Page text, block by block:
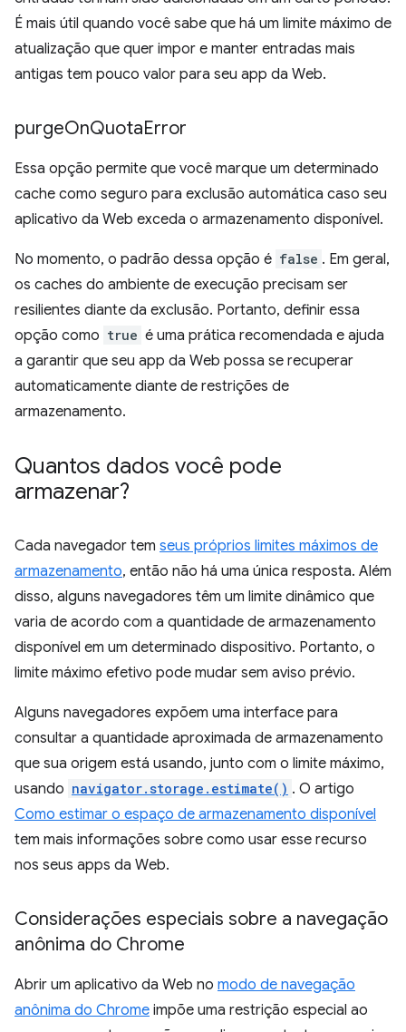
É mais útil quando você sabe que há um limite máximo de
atualização que quer impor e manter entradas mais
antigas tem pouco valor para seu app da Web.
purgeOnQuotaError
Essa opção permite que você marque um determinado
cache como seguro para exclusão automática caso seu
aplicativo da Web exceda o armazenamento disponível.
No momento, o padrão dessa opção é false . Em geral,
os caches do ambiente de execução precisam ser
resilientes diante da exclusão. Portanto, definir essa
opção como true é uma prática recomendada e ajuda
a garantir que seu app da Web possa se recuperar
automaticamente diante de restrições de
armazenamento.
Quantos dados você pode
armazenar?
Cada navegador tem seus próprios limites máximos de
armazenamento, então não há uma única resposta. Além
disso, alguns navegadores têm um limite dinâmico que
varia de acordo com a quantidade de armazenamento
disponível em um determinado dispositivo. Portanto, o
limite máximo efetivo pode mudar sem aviso prévio.
Alguns navegadores expõem uma interface para
consultar a quantidade aproximada de armazenamento
que sua origem está usando, junto com o limite máximo,
usando navigator.storage.estimate() . O artigo
Como estimar o espaço de armazenamento disponível
tem mais informações sobre como usar esse recurso
nos seus apps da Web.
Considerações especiais sobre a navegação
anônima do Chrome
Abrir um aplicativo da Web no modo de navegação
anônima do Chrome impõe uma restrição especial ao